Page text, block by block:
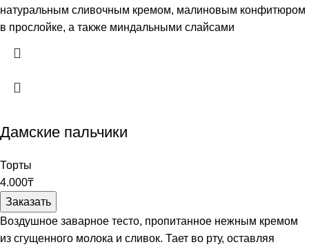
натуральным сливочным кремом, малиновым конфитюром
в прослойке, а также миндальными слайсами
Дамские пальчики
Торты
4.000₸
Заказать
Воздушное заварное тесто, пропитанное нежным кремом
из сгущенного молока и сливок. Тает во рту, оставляя